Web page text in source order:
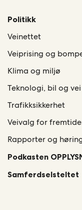
Politikk
Veinettet
Veiprising og
Klima og miljø
Teknologi, bil og vei
Trafikksikkerhet
Veivalg for
Rapporter og
Podkasten
Samferdselsteltet